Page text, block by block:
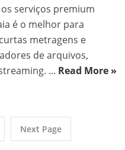
serviços premium
é o melhor para
metragens e
de arquivos,
... Read More »
Next Page